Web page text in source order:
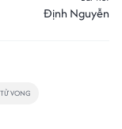
Định Nguyễn
VONG